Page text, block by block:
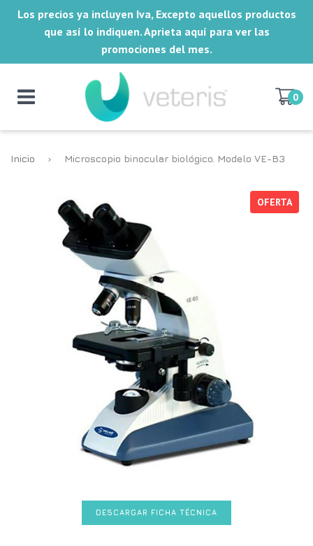
Los precios ya incluyen Iva, Excepto aquellos productos
que así lo indiquen. Aprieta aquí para ver las
promociones del mes.
0
Inicio › Microscopio binocular biológico. Modelo VE-B3
OFERTA
DESCARGAR FICHA TÉCNICA